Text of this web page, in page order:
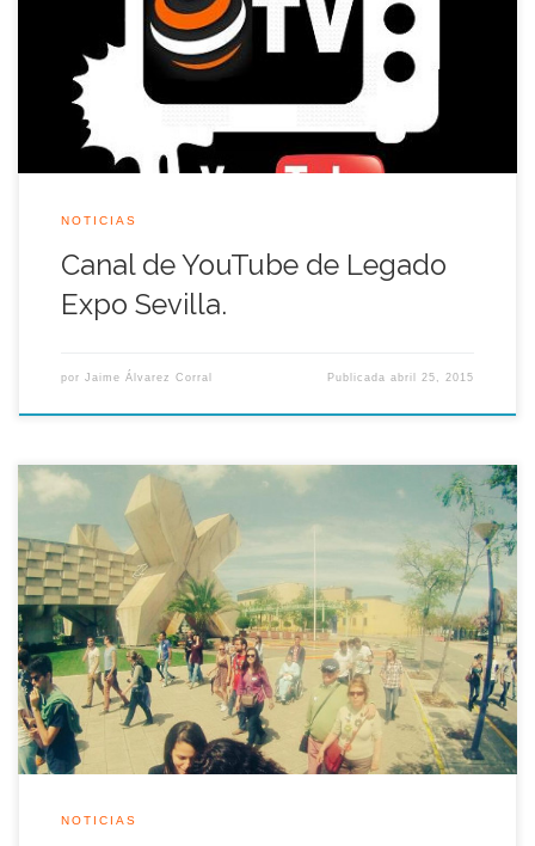
los videos más interesantes de la Muestra Universal, además tú
también eres el protagonista de nuestro canal, si tienes videos
de la Expo’92 y no puedes reproducirlo porque ya no te
funciona […]
NOTICIAS
Canal de YouTube de Legado
Expo Sevilla.
por Jaime Álvarez Corral Publicadaabril 25, 2015
Con motivo del 23 aniversario de la inauguración de la
Exposición Universal de Sevilla en el mes de Abril 1992,
Legado Expo volvió a recorrer el recinto de la Cartuja con
muchos visitantes que se interesaron por descubrir en una ruta
de 2 horas de duración el legado y patrimonio […]
NOTICIAS